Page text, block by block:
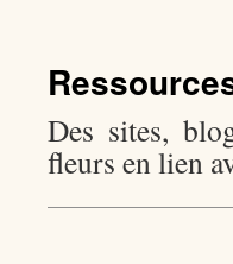
Des sites,
fleurs en lien